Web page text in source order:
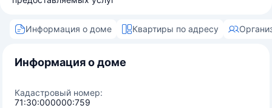
Информация о доме Квартиры по адресу
Информация о доме
Кадастровый номер:
71:30:000000:759